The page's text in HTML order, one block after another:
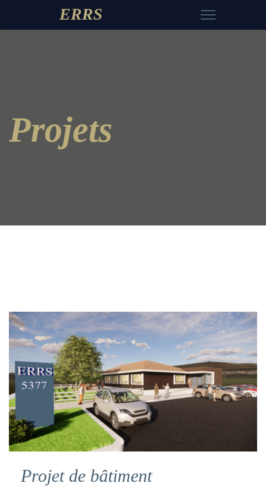
ERRS
Projets
Projet de bâtiment